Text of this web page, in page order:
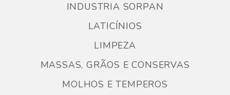
INDUSTRIA SORPAN
LATICÍNIOS
LIMPEZA
MASSAS, GRÃOS E CONSERVAS
MOLHOS E TEMPEROS